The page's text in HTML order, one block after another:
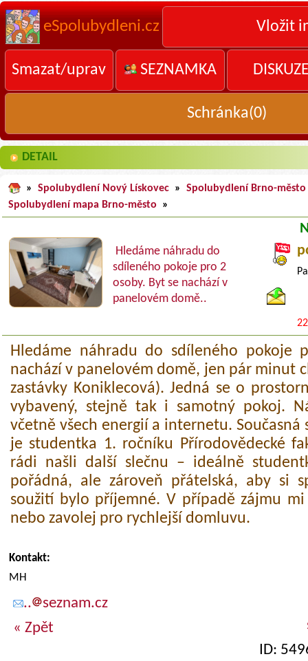
eSpolubydleni.cz Vložit
Smazat/uprav SEZNAMKA
Schránka(0)
DETAIL
» Spolubydlení Nový Lískovec »
Spolubydlení Brno-město
Spolubydlení mapa Brno-město
»
Hledáme náhradu do
sdíleného pokoje pro 2
osoby. Byt se nachází v
panelovém domě..
Hledáme náhradu do sdíleného pokoje
nachází v panelovém domě, jen pár minut
zastávky Koniklecová). Jedná se o
vybavený, stejně tak i samotný pokoj.
včetně všech energií a internetu.
je studentka 1. ročníku Přírodovědecké
rádi našli další slečnu – ideálně
pořádná, ale zároveň přátelská, aby si
soužití bylo příjemné. V případě zájmu
nebo zavolej pro rychlejší domluvu.
Kontakt:
MH
..
seznam.cz
« Zpět
ID: